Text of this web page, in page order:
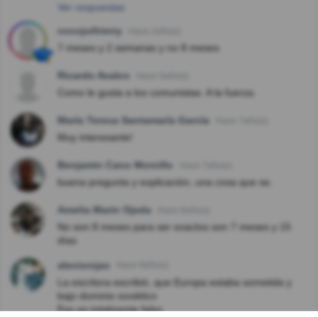
Ver respuestas
cocojuthierry
7 meses y 2 semanas y no 8 meses
Ricardo Avalos
Como le gusta a los comunistas. A la fuerza.
María Teresa Santamaría García
Muy interesante!
Benjamin Cano Morcillo
buena pregunta y explicación, una cosa que se.
Amelia Marin Ojeda
No son 8 meses para ser exactos son 7 meses y 15
días
alexisrojas
La escritora escribió, que Europa estaba sometida y
bajo dominio soviético
Eso es totalmente falso.